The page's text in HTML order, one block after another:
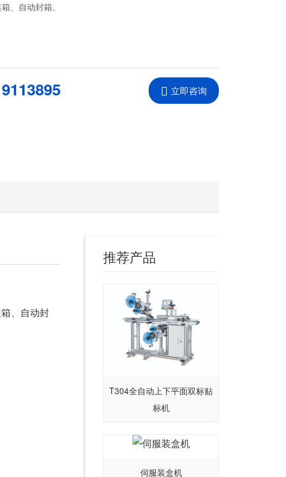
、自动封箱。
立即咨询
、自动封
推荐产品
T304全自动上下平面双标贴
标机
伺服装盒机